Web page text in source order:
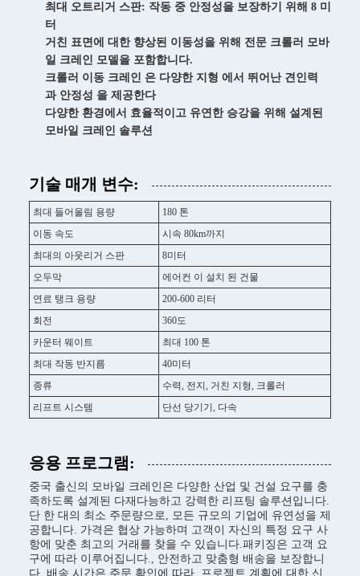
최대 오트리거 스판: 작동 중 안정성을 보장하기 위해 8 미
터
거친 표면에 대한 향상된 이동성을 위해 전문 크롤러 모바
일 크레인 모델을 포함합니다.
크롤러 이동 크레인 은 다양한 지형 에서 뛰어난 견인력
과 안정성 을 제공한다
다양한 환경에서 효율적이고 유연한 승강을 위해 설계된
모바일 크레인 솔루션
기술 매개 변수:
최대 들어올림 용량
180 톤
이동 속도
시속 80km까지
최대의 아웃리거 스판
8미터
오두막
에어컨 이 설치 된 건물
연료 탱크 용량
200-600 리터
회전
360도
카운터 웨이트
최대 100 톤
최대 작동 반지름
40미터
종류
수력, 전지, 거친 지형, 크롤러
리프트 시스템
단선 당기기, 다속
응용 프로그램:
중국 출신의 모바일 크레인은 다양한 산업 및 건설 요구를 충
족하도록 설계된 다재다능하고 강력한 리프팅 솔루션입니다.
단 한 대의 최소 주문량으로, 모든 규모의 기업에 유연성을 제
공합니다. 가격은 협상 가능하며 고객이 자신의 특정 요구 사
항에 맞춘 최고의 거래를 찾을 수 있습니다.패키징은 고객 요
구에 따라 이루어집니다., 안전하고 맞춤형 배송을 보장합니
다. 배송 시간은 주문 확인에 따라, 프로젝트 계획에 대한 신